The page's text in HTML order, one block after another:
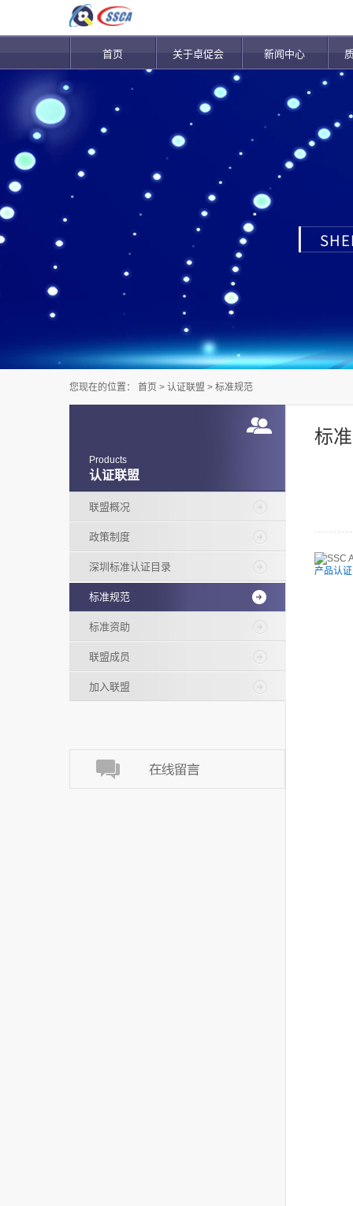
首页 关于卓促会 新闻中心
认证联盟
Products
联盟概况
政策制度
深圳标准认证目录
标准规范
标准资助
联盟成员
加入联盟
标
您现在的位置： 首页 > 认证联盟 > 标准规范
产品认